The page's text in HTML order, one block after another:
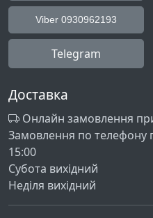
Viber 0930962193
Telegram
Доставка
Онлайн замовлення
Замовлення по телефону
15:00
Субота вихідний
Неділя вихідний